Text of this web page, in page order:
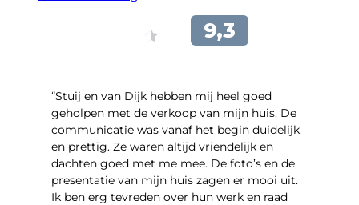
“Stuij en van Dijk hebben mij heel goed
geholpen met de verkoop van mijn huis. De
communicatie was vanaf het begin duidelijk
en prettig. Ze waren altijd vriendelijk en
dachten goed met me mee. De foto’s en de
presentatie van mijn huis zagen er mooi uit.
Ik ben erg tevreden over hun werk en raad